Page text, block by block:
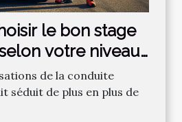
le bon stage
votre niveau
de la conduite
séduit de plus en plus de